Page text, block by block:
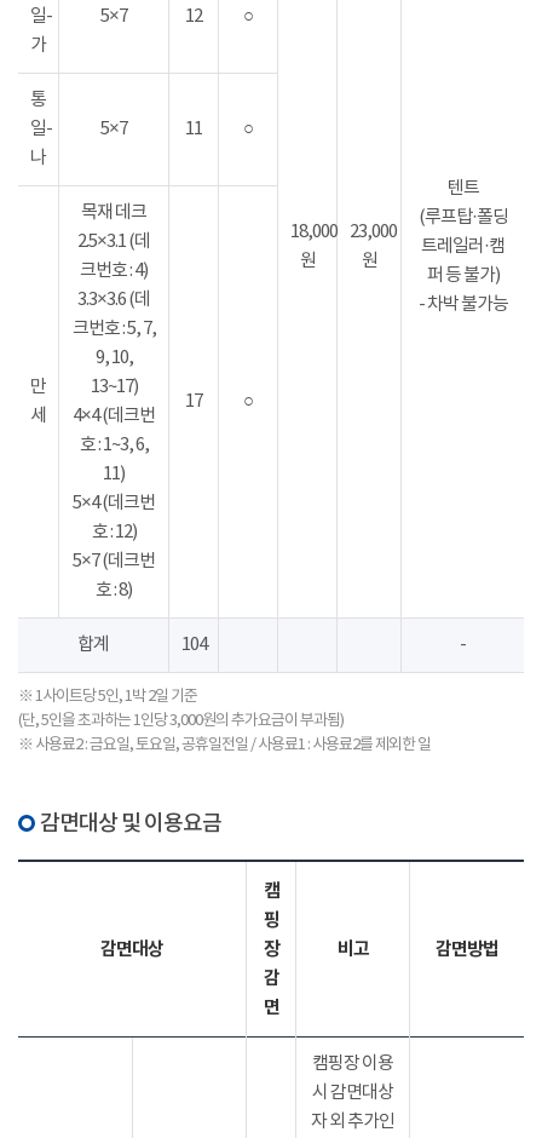
18,000
원
23,000
원
텐트
(루프탑·폴딩
트레일러·캠
퍼 등 불가)
- 차박 불가능
일-
가
5×7 12 ○
통
일-
나
5×7 11 ○
만
세
목재 데크
2.5×3.1 (데
크번호 : 4)
3.3×3.6 (데
크번호 : 5, 7,
9, 10,
13~17)
4×4 (데크번
호 : 1~3, 6,
11)
5×4 (데크번
호 : 12)
5×7 (데크번
호 : 8)
17 ○
합계 104 -
※ 1사이트당 5인, 1박 2일 기준
(단, 5인을 초과하는 1인당 3,000원의 추가요금이 부과됨)
※ 사용료2 : 금요일, 토요일, 공휴일전일 / 사용료1 : 사용료2를 제외한 일
감면대상 및 이용요금
감면대상
캠
핑
장
감
면
비고 감면방법
캠핑장 이용
시 감면대상
자 외 추가인